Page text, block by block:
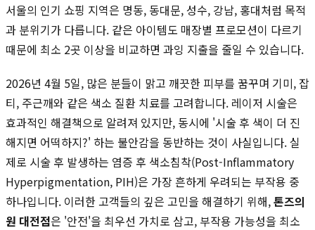
서울의 인기 쇼핑 지역은 명동, 동대문, 성수, 강남, 홍대처럼 목적
과 분위기가 다릅니다. 같은 아이템도 매장별 프로모션이 다르기
때문에 최소 2곳 이상을 비교하면 과잉 지출을 줄일 수 있습니다.
2026년 4월 5일, 많은 분들이 맑고 깨끗한 피부를 꿈꾸며 기미, 잡
티, 주근깨와 같은 색소 질환 치료를 고려합니다. 레이저 시술은
효과적인 해결책으로 알려져 있지만, 동시에 '시술 후 색이 더 진
해지면 어떡하지?' 하는 불안감을 동반하는 것이 사실입니다. 실
제로 시술 후 발생하는 염증 후 색소침착(Post-Inflammatory
Hyperpigmentation, PIH)은 가장 흔하게 우려되는 부작용 중
하나입니다. 이러한 고객들의 깊은 고민을 해결하기 위해,톤즈의
원 대전점은 '안전'을 최우선 가치로 삼고, 부작용 가능성을 최소